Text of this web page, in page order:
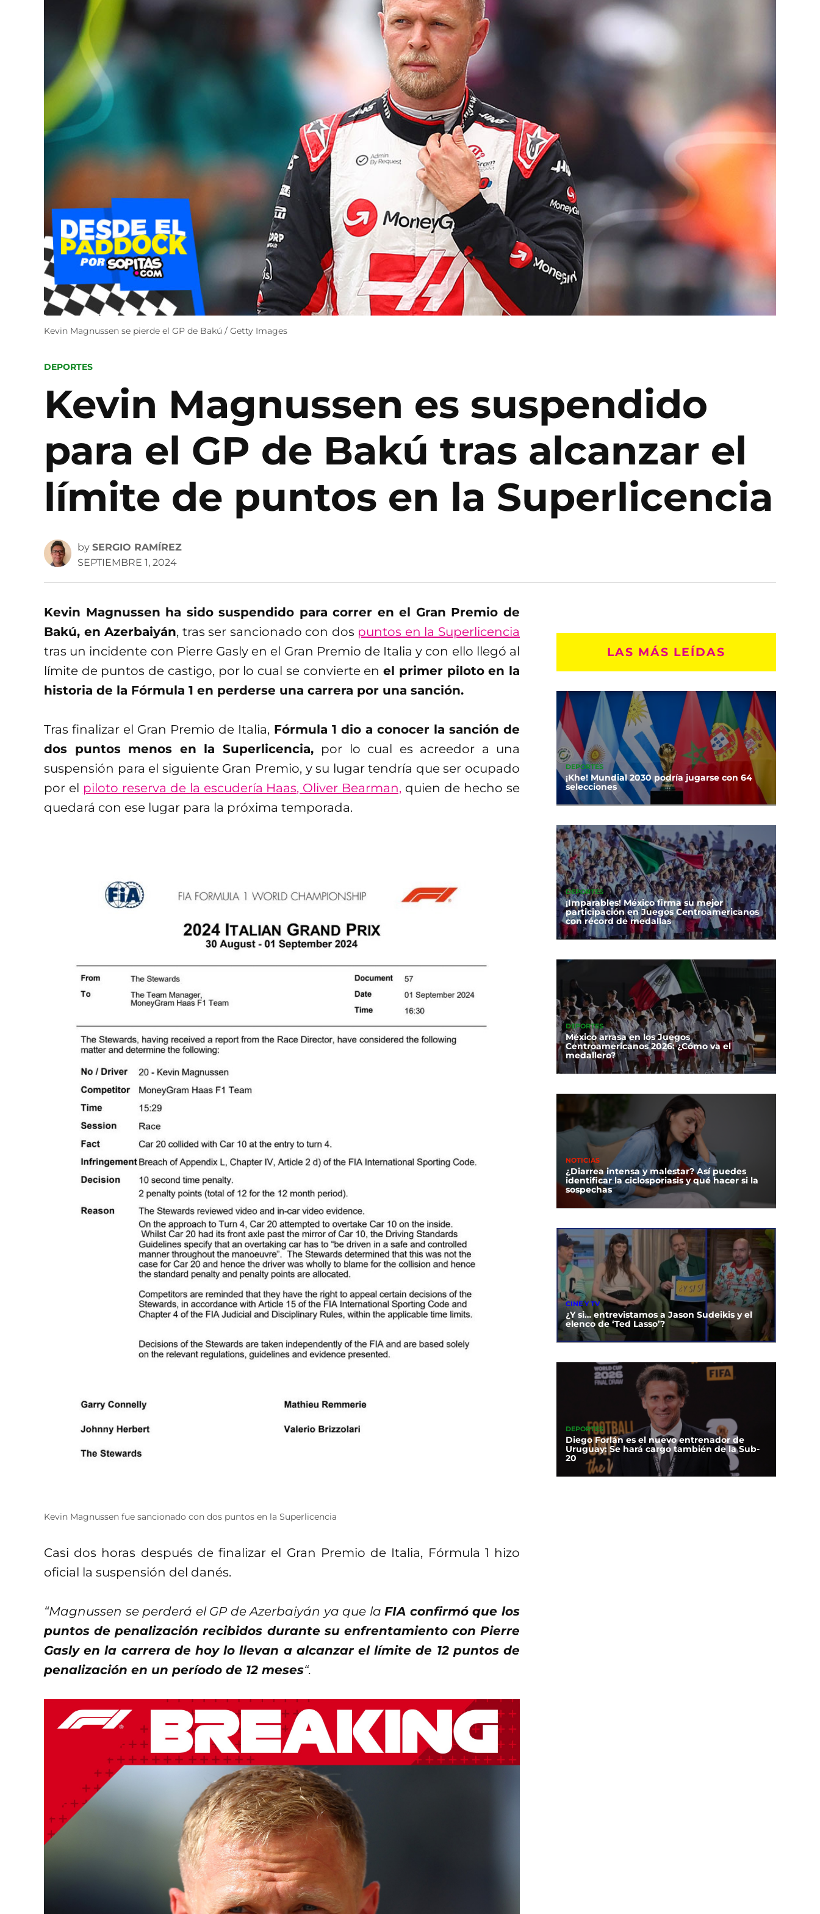
Kevin Magnussen se pierde el GP de Bakú / Getty Images
POSTED
DEPORTES
Kevin Magnussen es suspendido
para el GP de Bakú tras alcanzar el
límite de puntos en la Superlicencia
by SERGIO RAMÍREZ
SEPTIEMBRE 1, 2024
Kevin Magnussen ha sido suspendido para correr en el Gran Premio de
Bakú, en Azerbaiyán, tras ser sancionado con dos puntos en la Superlicencia
tras un incidente con Pierre Gasly en el Gran Premio de Italia y con ello llegó al
límite de puntos de castigo, por lo cual se convierte enel primer piloto en la
historia de la Fórmula 1 en perderse una carrera por una sanción.
Tras finalizar el Gran Premio de Italia, Fórmula 1 dio a conocer la sanción de
dos puntos menos en la Superlicencia, por lo cual es acreedor a una
suspensión para el siguiente Gran Premio, y su lugar tendría que ser ocupado
por el piloto reserva de la escudería Haas, Oliver Bearman, quien de hecho se
quedará con ese lugar para la próxima temporada.
Kevin Magnussen fue sancionado con dos puntos en la Superlicencia
Casi dos horas después de finalizar el Gran Premio de Italia, Fórmula 1 hizo
oficial la suspensión del danés.
“Magnussen se perderá el GP de Azerbaiyán ya que laFIA confirmó que los
puntos de penalización recibidos durante su enfrentamiento con Pierre
Gasly en la carrera de hoy lo llevan a alcanzar el límite de 12 puntos de
penalización en un período de 12 meses“.
LAS MÁS LEÍDAS
DEPORTES
¡Khe! Mundial 2030 podría jugarse con 64
selecciones
DEPORTES
¡Imparables! México firma su mejor
participación en Juegos Centroamericanos
con récord de medallas
DEPORTES
México arrasa en los Juegos
Centroamericanos 2026: ¿Cómo va el
medallero?
NOTICIAS
¿Diarrea intensa y malestar? Así puedes
identificar la ciclosporiasis y qué hacer si la
sospechas
CINE Y TV
¿Y si… entrevistamos a Jason Sudeikis y el
elenco de ‘Ted Lasso’?
DEPORTES
Diego Forlán es el nuevo entrenador de
Uruguay: Se hará cargo también de la Sub-
20